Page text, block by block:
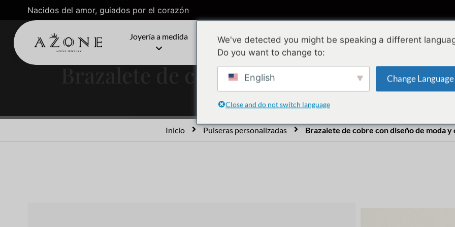
Nacidos del amor, guiados por el corazón
Joyería a medida Colecciones Diseño Calidad Acerca
Brazalete de cobre con diseño de moda y
Inicio Pulseras personalizadas Brazalete de cobre con diseño de moda
We've detected you might be speaking a different
Do you want to change to:
English Change Language
Close and do not switch language